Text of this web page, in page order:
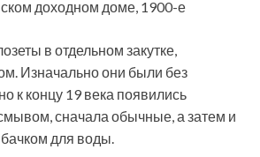
доходном доме, 1900-е
в отдельном закутке,
Изначально они были без
к концу 19 века появились
сначала обычные, а затем и
для воды.